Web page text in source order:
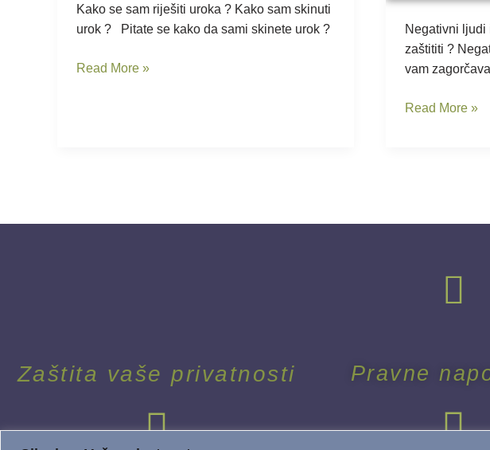
Kako se sam riješiti uroka ? Kako sam skinuti
urok ? Pitate se kako da sami skinete urok ?
sam
riješiti
?
Read More »
Negativni ljudi
zaštititi ?
vam
i
negativna
energija
Read More »
Zaštita vaše privatnosti Pravne